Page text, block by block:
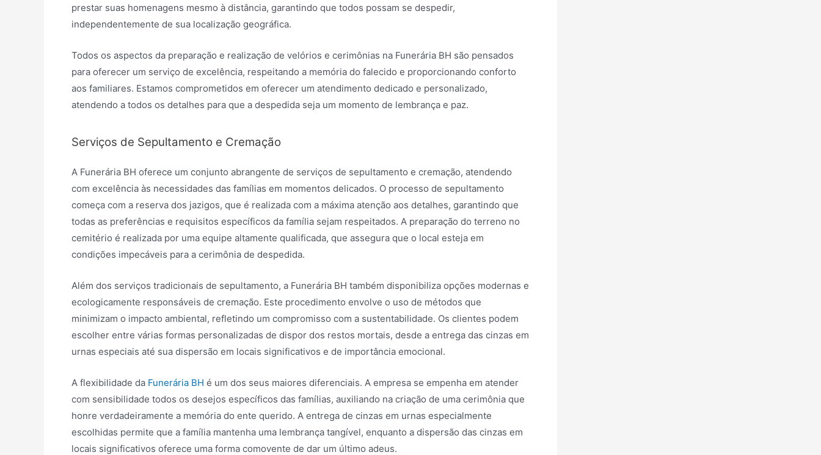
prestar suas homenagens mesmo à distância, garantindo que todos possam se despedir,
independentemente de sua localização geográfica.
Todos os aspectos da preparação e realização de velórios e cerimônias na Funerária BH são pensados
para oferecer um serviço de excelência, respeitando a memória do falecido e proporcionando conforto
aos familiares. Estamos comprometidos em oferecer um atendimento dedicado e personalizado,
atendendo a todos os detalhes para que a despedida seja um momento de lembrança e paz.
Serviços de Sepultamento e Cremação
A Funerária BH oferece um conjunto abrangente de serviços de sepultamento e cremação, atendendo
com excelência às necessidades das famílias em momentos delicados. O processo de sepultamento
começa com a reserva dos jazigos, que é realizada com a máxima atenção aos detalhes, garantindo que
todas as preferências e requisitos específicos da família sejam respeitados. A preparação do terreno no
cemitério é realizada por uma equipe altamente qualificada, que assegura que o local esteja em
condições impecáveis para a cerimônia de despedida.
Além dos serviços tradicionais de sepultamento, a Funerária BH também disponibiliza opções modernas e
ecologicamente responsáveis de cremação. Este procedimento envolve o uso de métodos que
minimizam o impacto ambiental, refletindo um compromisso com a sustentabilidade. Os clientes podem
escolher entre várias formas personalizadas de dispor dos restos mortais, desde a entrega das cinzas em
urnas especiais até sua dispersão em locais significativos e de importância emocional.
A flexibilidade da Funerária BH é um dos seus maiores diferenciais. A empresa se empenha em atender
com sensibilidade todos os desejos específicos das famílias, auxiliando na criação de uma cerimônia que
honre verdadeiramente a memória do ente querido. A entrega de cinzas em urnas especialmente
escolhidas permite que a família mantenha uma lembrança tangível, enquanto a dispersão das cinzas em
locais significativos oferece uma forma comovente de dar um último adeus.